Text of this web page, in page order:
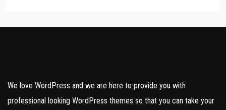
We love WordPress and we are here to provide you with
professional looking WordPress themes so that you can take your